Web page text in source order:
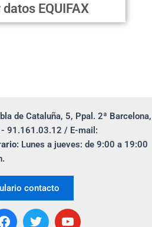
EQUIFAX
de Cataluña, 5, Ppal. 2ª Barcelona,
91.161.03.12 / E-mail:
Lunes a jueves: de 9:00 a 19:00
contacto